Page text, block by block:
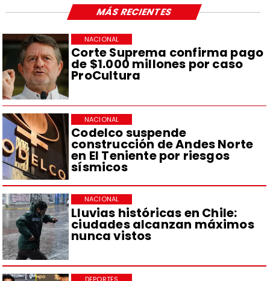
Corte Suprema confirma pago
de $1.000 millones por caso
ProCultura
NACIONAL
Codelco suspende
construcción de Andes Norte
en El Teniente por riesgos
sísmicos
NACIONAL
Lluvias históricas en Chile:
ciudades alcanzan máximos
nunca vistos
NACIONAL
MÁS RECIENTES